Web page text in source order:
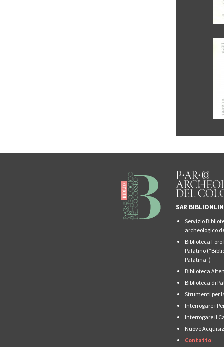
SAR
Servizio
archeologico
Biblioteca
Palatino
Palatina”)
Biblioteca
Biblioteca di
Strumenti per
Interrogare i
Interrogare il
Nuove
Contatto